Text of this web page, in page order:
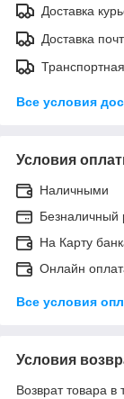
Доставка
Доставка
Все условия
Условия
Наличными
Безналичный
На Карту
Онлайн
Все условия
Условия
Возврат товара в